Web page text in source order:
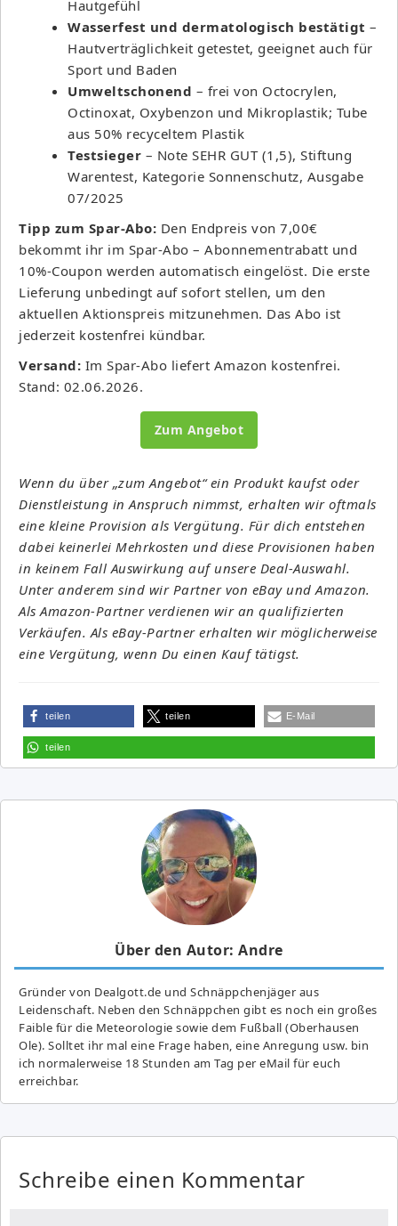
Hautgefühl
Wasserfest und dermatologisch bestätigt –
Hautverträglichkeit getestet, geeignet auch für
Sport und Baden
Umweltschonend – frei von Octocrylen,
Octinoxat, Oxybenzon und Mikroplastik; Tube
aus 50% recyceltem Plastik
Testsieger – Note SEHR GUT (1,5), Stiftung
Warentest, Kategorie Sonnenschutz, Ausgabe
07/2025
Tipp zum Spar-Abo: Den Endpreis von 7,00€
bekommt ihr im Spar-Abo – Abonnementrabatt und
10%-Coupon werden automatisch eingelöst. Die erste
Lieferung unbedingt auf sofort stellen, um den
aktuellen Aktionspreis mitzunehmen. Das Abo ist
jederzeit kostenfrei kündbar.
Versand: Im Spar-Abo liefert Amazon kostenfrei.
Stand: 02.06.2026.
Zum Angebot
Wenn du über „zum Angebot“ ein Produkt kaufst oder
Dienstleistung in Anspruch nimmst, erhalten wir oftmals
eine kleine Provision als Vergütung. Für dich entstehen
dabei keinerlei Mehrkosten und diese Provisionen haben
in keinem Fall Auswirkung auf unsere Deal-Auswahl.
Unter anderem sind wir Partner von eBay und Amazon.
Als Amazon-Partner verdienen wir an qualifizierten
Verkäufen. Als eBay-Partner erhalten wir möglicherweise
eine Vergütung, wenn Du einen Kauf tätigst.
teilen teilen E-Mail
teilen
Über den Autor: Andre
Gründer von Dealgott.de und Schnäppchenjäger aus
Leidenschaft. Neben den Schnäppchen gibt es noch ein großes
Fai­ble für die Meteorologie sowie dem Fußball (Oberhausen
Ole). Solltet ihr mal eine Frage haben, eine Anregung usw. bin
ich normalerweise 18 Stunden am Tag per eMail für euch
erreichbar.
Schreibe einen Kommentar